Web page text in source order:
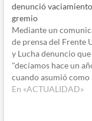
denunció
gremio
Mediante un
de prensa del Frente
y Lucha denuncio que
"decíamos hace un
cuando asumió como
ministro de Educación
En «ACTUALIDAD»